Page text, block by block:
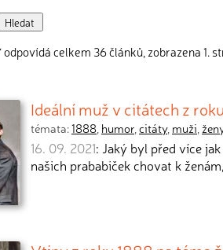
odpovídá celkem 36 článků, zobrazena 1.
Ideální muž v citátech z
témata:1888, humor,citáty, muži,
16. 09. 2021: Jaký byl před více
našich prababiček chovat k